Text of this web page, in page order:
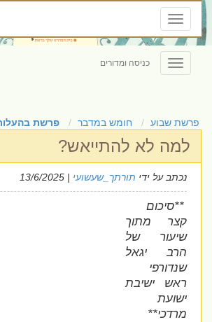
Toggle
navigation
Toggle
navigation
כניסה ומדורים
פרשת שבוע חומש במדבר פרשת בהעלותך
למה לא להתייאש?
נכתב על ידיתורתך_שעשועי| 13/6/2025
**סיכום
קצר מתוך
שיעור של
הרב יגאל
שנדורפי
ראש ישיבת
ישועת
מרדכי**